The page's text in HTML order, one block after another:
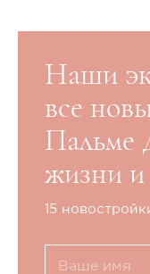
Наши
все
Пальме
жизни и
15